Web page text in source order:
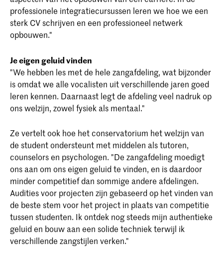
professionele integratiecursussen leren we hoe we een
sterk CV schrijven en een professioneel netwerk
opbouwen."
Je eigen geluid vinden
"We hebben les met de hele zangafdeling, wat bijzonder
is omdat we alle vocalisten uit verschillende jaren goed
leren kennen. Daarnaast legt de afdeling veel nadruk op
ons welzijn, zowel fysiek als mentaal."
Ze vertelt ook hoe het conservatorium het welzijn van
de student ondersteunt met middelen als tutoren,
counselors en psychologen. "De zangafdeling moedigt
ons aan om ons eigen geluid te vinden, en is daardoor
minder competitief dan sommige andere afdelingen.
Audities voor projecten zijn gebaseerd op het vinden van
de beste stem voor het project in plaats van competitie
tussen studenten. Ik ontdek nog steeds mijn authentieke
geluid en bouw aan een solide techniek terwijl ik
verschillende zangstijlen verken."